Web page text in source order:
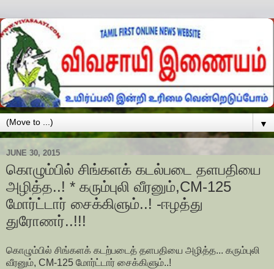
▼
JUNE 30, 2015
கொழும்பில் சிங்களக் கடல்படை தளபதியை
அழித்த..! * கரும்புலி வீரனும்,CM-125
மோர்ட்டார் சைக்கிளும்..! -ஈழத்து
துரோணர்..!!!
கொழும்பில் சிங்களக் கடற்படைத் தளபதியை அழித்த... கரும்புலி
வீரனும், CM-125 மோர்ட்டார் சைக்கிளும்..!